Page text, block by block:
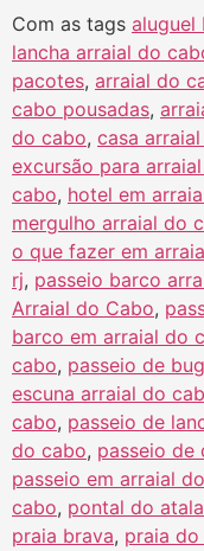
Com as tags aluguel
lancha arraial do
pacotes, arraial do
cabo pousadas,
do cabo, casa
excursão para
cabo, hotel em
mergulho arraial do
o que fazer em
rj, passeio barco
Arraial do Cabo,
barco em arraial do
cabo, passeio de
escuna arraial do
cabo, passeio de
do cabo, passeio de
passeio em arraial
cabo, pontal do
praia brava, praia